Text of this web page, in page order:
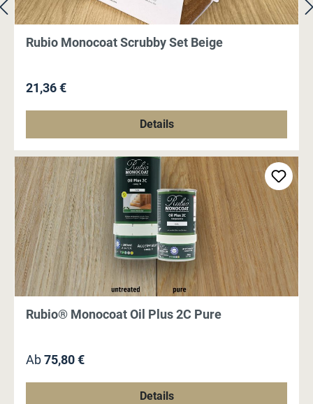
Rubio Monocoat Scrubby Set Beige
Regulärer Preis:
21,36 €
Details
Rubio® Monocoat Oil Plus 2C Pure
Regulärer Preis:
Ab75,80 €
Details